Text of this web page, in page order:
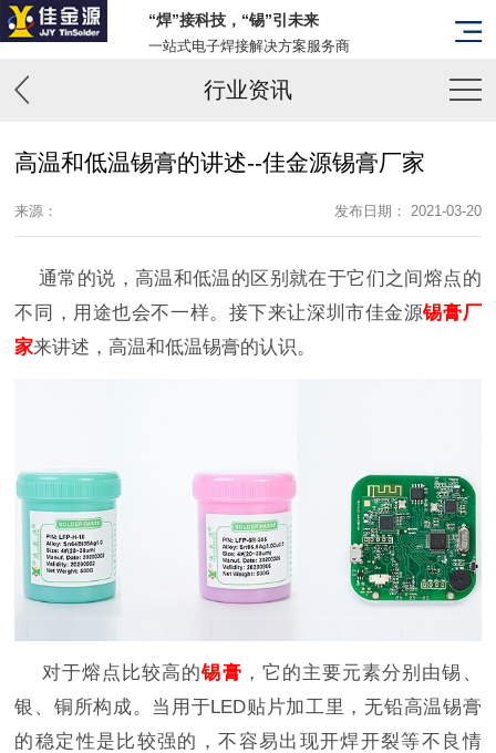
“焊”接科技，“锡”引未来
一站式电子焊接解决方案服务商
行业资讯
高温和低温锡膏的讲述--佳金源锡膏厂家
来源： 发布日期： 2021-03-20
通常的说，高温和低温的区别就在于它们之间熔点的
不同，用途也会不一样。接下来让深圳市佳金源锡膏厂
家来讲述，高温和低温锡膏的认识。
对于熔点比较高的锡膏 ，它的主要元素分别由锡、
银、铜所构成。当用于LED贴片加工里，无铅高温锡膏
的稳定性是比较强的，不容易出现开焊开裂等不良情